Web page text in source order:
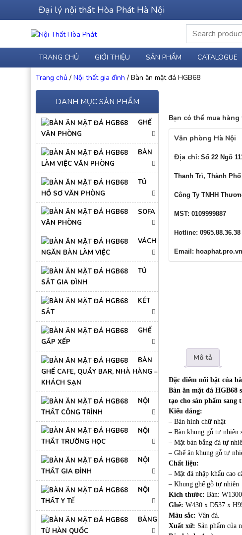
Đại lý nội thất Hòa Phát Hà Nội
Search for:
TRANG CHỦ GIỚI THIỆU SẢN PHẨM CATALOGUE
Trang chủ / Nội thất gia đình / Bàn ăn mặt đá HGB68
DANH MỤC SẢN PHẨM
GHẾ
VĂN PHÒNG
BÀN
LÀM VIỆC VĂN PHÒNG
TỦ
HỒ SƠ VĂN PHÒNG
SOFA
VĂN PHÒNG
VÁCH
NGĂN BÀN LÀM VIỆC
TỦ
SẮT GIA ĐÌNH
KÉT
SẮT
GHẾ
GẤP XẾP
BÀN
GHẾ CAFE, QUẦY BAR, NHÀ HÀNG –
KHÁCH SẠN
NỘI
THẤT CÔNG TRÌNH
NỘI
THẤT TRƯỜNG HỌC
NỘI
THẤT GIA ĐÌNH
NỘI
THẤT Y TẾ
BẢNG
TỪ HÀN QUỐC
Bạn có thể mua hàng
Văn phòng Hà Nội
Địa chỉ:Số 22 Ngõ
Thanh Trì, Thành Phố
Công Ty TNHH
MST: 0109999887
Hotline: 0965.88.36.38
Email:
Mô tả
Đặc điểm nổi bật của
Bàn ăn mặt đá HGB68
tạo cho sản phẩm sang
Kiểu dáng:
– Bàn hình chữ nhật
– Bàn khung gỗ tự nhiên
– Mặt bàn bằng đá tự
– Ghế ăn khung gỗ tự
Chất liệu:
– Mặt đá nhập khẩu cao
– Khung ghế gỗ tự nhiên
Kích thước: Bàn:
Ghế: W430 x D537 x
Màu sắc: Vân đá.
Xuất xứ: Sản phẩm của